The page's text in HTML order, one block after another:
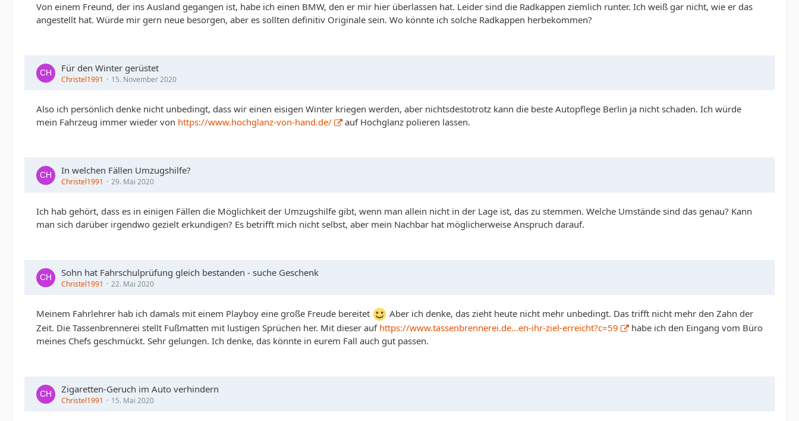
Von einem Freund, der ins Ausland gegangen ist, habe ich einen BMW, den er mir hier überlassen hat. Leider sind die Radkappen ziemlich runter. Ich weiß gar nicht, wie er das
angestellt hat. Würde mir gern neue besorgen, aber es sollten definitiv Originale sein. Wo könnte ich solche Radkappen herbekommen?
Für den Winter gerüstet
Christel1991 15. November 2020
Also ich persönlich denke nicht unbedingt, dass wir einen eisigen Winter kriegen werden, aber nichtsdestotrotz kann die beste Autopflege Berlin ja nicht schaden. Ich würde
mein Fahrzeug immer wieder von https://www.hochglanz-von-hand.de/ auf Hochglanz polieren lassen.
In welchen Fällen Umzugshilfe?
Christel1991 29. Mai 2020
Ich hab gehört, dass es in einigen Fällen die Möglichkeit der Umzugshilfe gibt, wenn man allein nicht in der Lage ist, das zu stemmen. Welche Umstände sind das genau? Kann
man sich darüber irgendwo gezielt erkundigen? Es betrifft mich nicht selbst, aber mein Nachbar hat möglicherweise Anspruch darauf.
Sohn hat Fahrschulprüfung gleich bestanden - suche Geschenk
Christel1991 22. Mai 2020
Meinem Fahrlehrer hab ich damals mit einem Playboy eine große Freude bereitet
Aber ich denke, das zieht heute nicht mehr unbedingt. Das trifft nicht mehr den Zahn der
Zeit. Die Tassenbrennerei stellt Fußmatten mit lustigen Sprüchen her. Mit dieser auf https://www.tassenbrennerei.de…en-ihr-ziel-erreicht?c=59
habe ich den Eingang vom Büro
meines Chefs geschmückt. Sehr gelungen. Ich denke, das könnte in eurem Fall auch gut passen.
Zigaretten-Geruch im Auto verhindern
Christel1991 15. Mai 2020